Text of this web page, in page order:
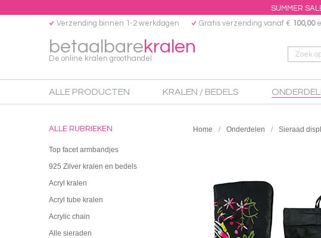
SUMMER
betaalbarekralen
De online kralen groothandel
Verzending binnen 1-2 werkdagen Gratis verzending vanaf € 100,00
ALLE PRODUCTEN KRALEN / BEDELS
ALLE RUBRIEKEN
Top facet armbandjes
925 Zilver kralen en bedels
Acryl kralen
Acryl tube kralen
Acrylic chain
Alle sieraden
Home Onderdelen Sieraad